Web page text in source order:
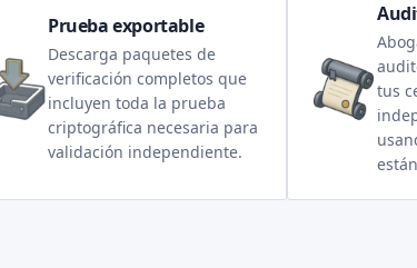
Prueba exportable
Descarga paquetes de
verificación completos que
incluyen toda la prueba
criptográfica necesaria para
validación independiente.
tus